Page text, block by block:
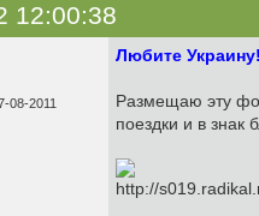
12:00:38
08-2011
Любите
Размещаю эту
поездки и в знак